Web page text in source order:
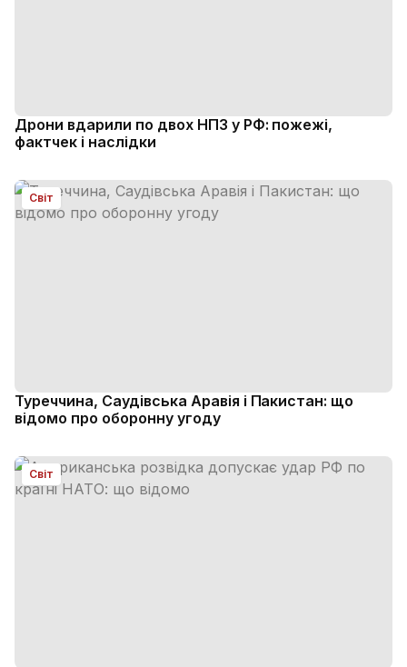
Дрони вдарили по двох НПЗ у РФ: пожежі,
фактчек і наслідки
Світ
Туреччина, Саудівська Аравія і Пакистан: що
відомо про оборонну угоду
Світ